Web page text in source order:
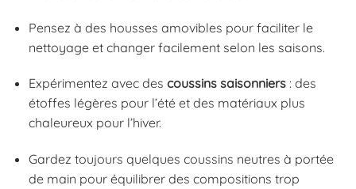
Pensez à des housses amovibles pour faciliter le
nettoyage et changer facilement selon les saisons.
Expérimentez avec des coussins saisonniers: des
étoffes légères pour l’été et des matériaux plus
chaleureux pour l’hiver.
Gardez toujours quelques coussins neutres à portée
de main pour équilibrer des compositions trop